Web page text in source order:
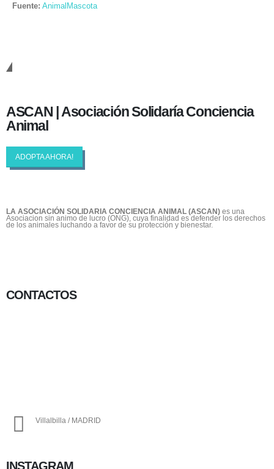
Fuente: AnimalMascota
ASCAN | Asociación Solidaría Conciencia
Animal
ADOPTA AHORA!
LA ASOCIACIÓN SOLIDARIA CONCIENCIA ANIMAL (ASCAN) es una
Asociacion sin animo de lucro (ONG), cuya finalidad es defender los derechos
de los animales luchando a favor de su protección y bienestar.
CONTACTOS
Villalbilla / MADRID
INSTAGRAM